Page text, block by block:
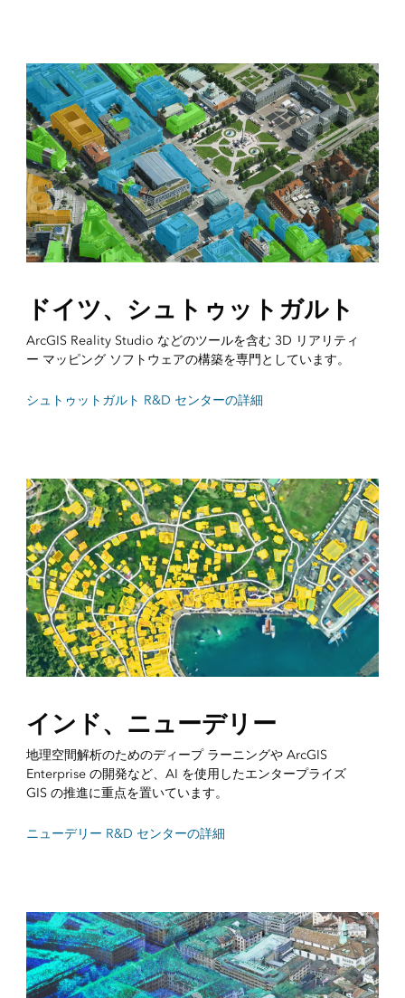
ドイツ、シュトゥットガルト
ArcGIS Reality Studio などのツールを含む 3D リアリティ
ー マッピング ソフトウェアの構築を専門としています。
シュトゥットガルト R&D センターの詳細
インド、ニューデリー
地理空間解析のためのディープ ラーニングや ArcGIS
Enterprise の開発など、AI を使用したエンタープライズ
GIS の推進に重点を置いています。
ニューデリー R&D センターの詳細